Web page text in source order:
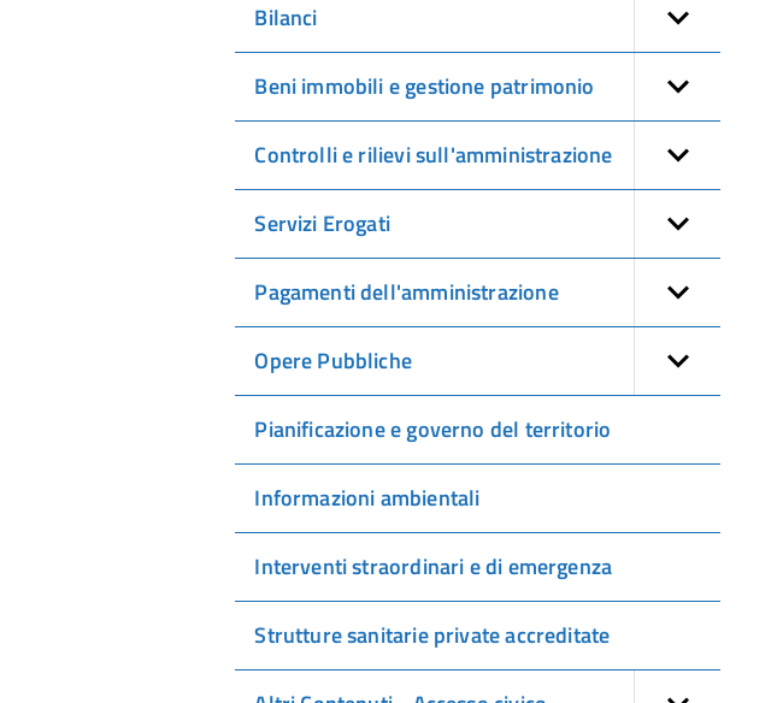
Bilanci
Beni immobili e gestione patrimonio
Controlli e rilievi sull'amministrazione
Servizi Erogati
Pagamenti dell'amministrazione
Opere Pubbliche
Pianificazione e governo del territorio
Informazioni ambientali
Interventi straordinari e di emergenza
Strutture sanitarie private accreditate